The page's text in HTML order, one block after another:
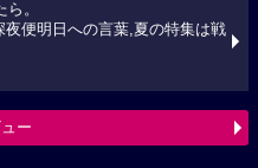
。
夜便明日への言葉,夏の特集は戦
ー